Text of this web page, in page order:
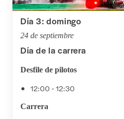
Día 3: domingo
24 de septiembre
Día de la carrera
Desfile de pilotos
12:00 - 12:30
Carrera